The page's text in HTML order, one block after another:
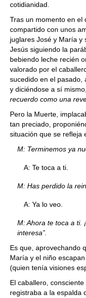
cotidianidad.
Tras un momento en el
compartido con unos
juglares José y María y
Jesús siguiendo la
bebiendo leche recién
valorado por el
sucedido en el pasado,
y diciéndose a sí
recuerdo como una
Pero la Muerte,
tan preciado,
situación que se refleja
M: Terminemos ya
A: Te toca a ti.
M: Has perdido la
A: Ya lo veo.
M: Ahora te toca a ti.
interesa”.
Es que, aprovechando
María y el niño
(quien tenía visiones
El caballero,
registraba a la espalda